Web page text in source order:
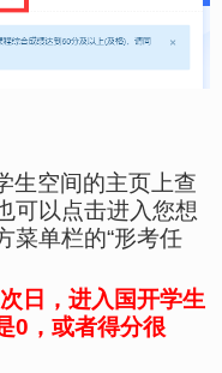
生空间的主页上查
可以点击进入您想
菜单栏的“形考任
日，进入国开学生
0 ，或者得分很